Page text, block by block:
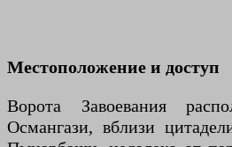
Местоположение и доступ
Ворота Завоевания
Османгази, вблизи